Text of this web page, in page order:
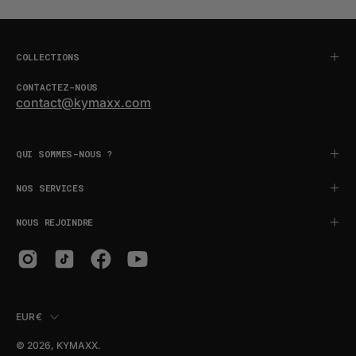
COLLECTIONS
CONTACTEZ-NOUS
contact@kymaxx.com
QUI SOMMES-NOUS ?
NOS SERVICES
NOUS REJOINDRE
PAYS
EUR€
© 2026, KYMAXX.